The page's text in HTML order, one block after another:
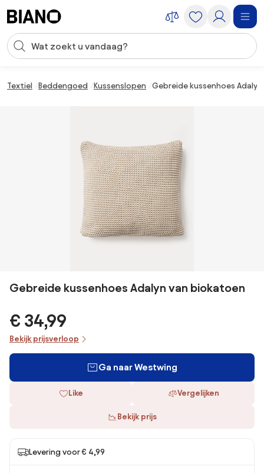
Zoekopdracht invoeren
Textiel Beddengoed Kussenslopen Gebreide kussenhoes
Gebreide kussenhoes Adalyn van biokatoen
€ 34,99
Bekijk prijsverloop
Ga naar Westwing
Like Vergelijken
Bekijk prijs
Levering voor € 4,99